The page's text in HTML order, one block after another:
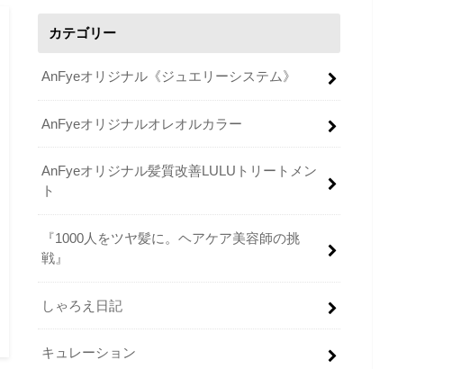
カテゴリー
AnFyeオリジナル《ジュエリーシステム》
AnFyeオリジナルオレオルカラー
AnFyeオリジナル髪質改善LULUトリートメン
ト
『1000人をツヤ髪に。ヘアケア美容師の挑
戦』
しゃろえ日記
キュレーション